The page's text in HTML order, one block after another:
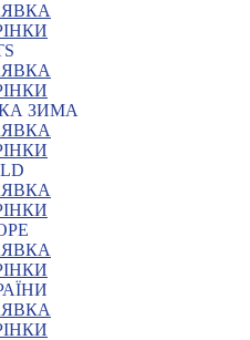
ЗИМА